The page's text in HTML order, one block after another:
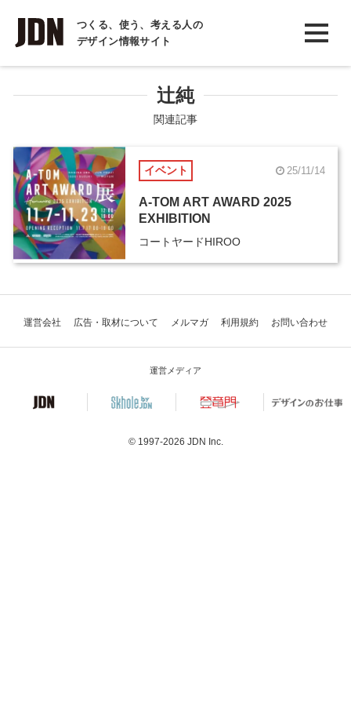
つくる、使う、考える人の
デザイン情報サイト
INTERVIEW
インタビュー
COLUMN
コラム
辻純
関連記事
イベント 25/11/14
A-TOM ART AWARD 2025
EXHIBITION
コートヤードHIROO
運営会社 広告・取材について メルマガ 利用規約 お問い合わせ
運営メディア
© 1997-2026 JDN Inc.